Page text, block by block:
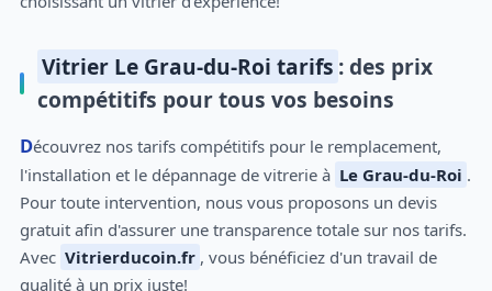
Vitrier Le Grau-du-Roi tarifs : des prix
compétitifs pour tous vos besoins
Découvrez nos tarifs compétitifs pour le remplacement,
l'installation et le dépannage de vitrerie à Le Grau-du-Roi .
Pour toute intervention, nous vous proposons un devis
gratuit afin d'assurer une transparence totale sur nos tarifs.
Avec Vitrierducoin.fr , vous bénéficiez d'un travail de
qualité à un prix juste!